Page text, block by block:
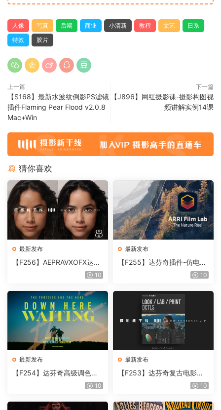
人像 写真 后期 商业 小清新 教程 文艺
日系
特效
胶片
上一篇
【S168】最新水波纹倒影PS滤镜
插件Flaming Pear Flood v2.0.8
Mac+Win
下一篇
【J896】网红摄影课-摄影构图视
频讲解实例14课
猜你喜欢
最新发布
【F256】AEPRAVXOFX达芬
奇视频人像磨皮润肤美颜插件
10
最新发布
【F255】达芬奇插件-仿电影
胶片视频调色插件 ARRI Film
10
最新发布
【F254】达芬奇高级调色插
件 Contour V2.2.2 WinMac10
最新发布
【F253】达芬奇复古电影胶
片质感DCTL节点调色预设 M
T V4.0
10